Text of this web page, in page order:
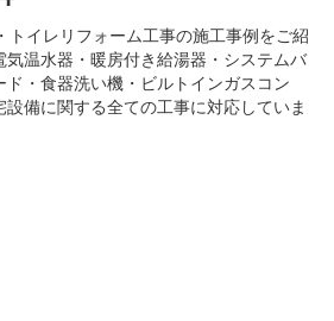
イレリフォーム工事の施工事例をご紹
温水器・暖房付き給湯器・システムバ
・食器洗い機・ビルトインガスコン
備に関する全ての工事に対応していま